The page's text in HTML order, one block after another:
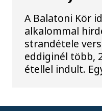
A Balatoni Kör
alkalommal
strandétele
eddiginél több,
étellel indult.